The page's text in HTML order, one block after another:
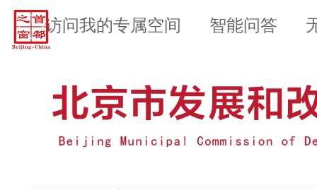
访问我的专属空间 智能问答